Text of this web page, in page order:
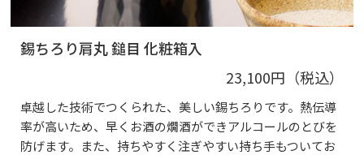
錫ちろり肩丸 鎚目 化粧箱入
23,100円（税込）
卓越した技術でつくられた、美しい錫ちろりです。熱伝導
率が高いため、早くお酒の燗酒ができアルコールのとびを
防げます。また、持ちやすく注ぎやすい持ち手もついてお